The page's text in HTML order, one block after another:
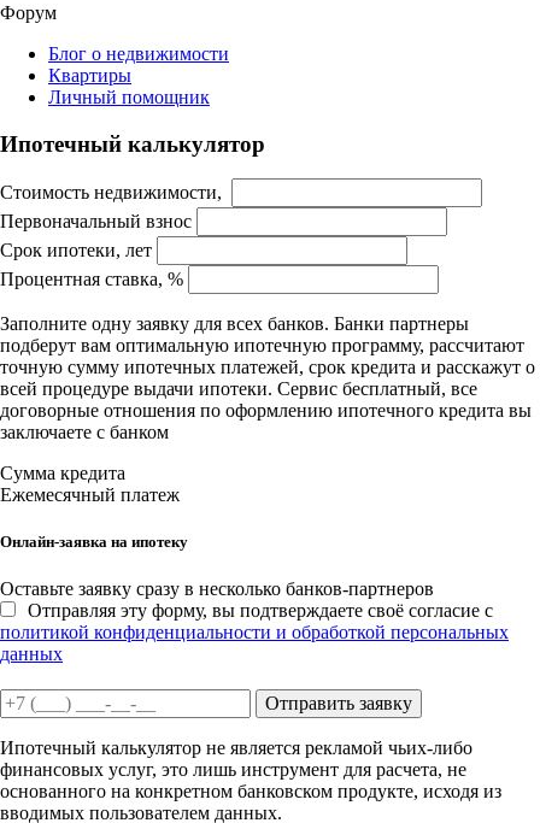
Форум
Блог о недвижимости
Квартиры
Личный помощник
Ипотечный калькулятор
Стоимость недвижимости,
Первоначальный взнос
Срок ипотеки, лет
Процентная ставка, %
Заполните одну заявку для всех банков. Банки партнеры
подберут вам оптимальную ипотечную программу, рассчитают
точную сумму ипотечных платежей, срок кредита и расскажут о
всей процедуре выдачи ипотеки. Сервис бесплатный, все
договорные отношения по оформлению ипотечного кредита вы
заключаете с банком
Сумма кредита
Ежемесячный платеж
Онлайн-заявка на ипотеку
Оставьте заявку сразу в несколько банков-партнеров
Отправляя эту форму, вы подтверждаете своё согласие с
политикой конфиденциальности и обработкой персональных
данных
Отправить заявку
Ипотечный калькулятор не является рекламой чьих-либо
финансовых услуг, это лишь инструмент для расчета, не
основанного на конкретном банковском продукте, исходя из
вводимых пользователем данных.